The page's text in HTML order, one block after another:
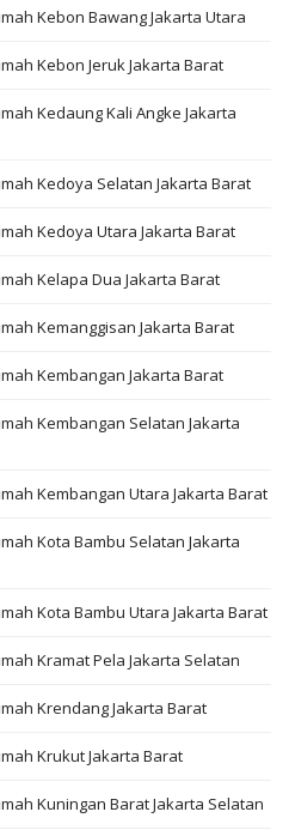
Kebon Bawang Jakarta Utara
Kebon Jeruk Jakarta Barat
Kedaung Kali Angke Jakarta
Kedoya Selatan Jakarta Barat
Kedoya Utara Jakarta Barat
Kelapa Dua Jakarta Barat
Kemanggisan Jakarta Barat
Kembangan Jakarta Barat
Kembangan Selatan Jakarta
Kembangan Utara Jakarta Barat
Kota Bambu Selatan Jakarta
Kota Bambu Utara Jakarta Barat
Kramat Pela Jakarta Selatan
Krendang Jakarta Barat
Krukut Jakarta Barat
Kuningan Barat Jakarta Selatan